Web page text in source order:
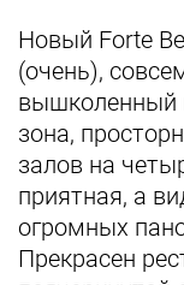
Новый Forte
(очень),
вышколенный
зона,
залов на
приятная, а
огромных
Прекрасен